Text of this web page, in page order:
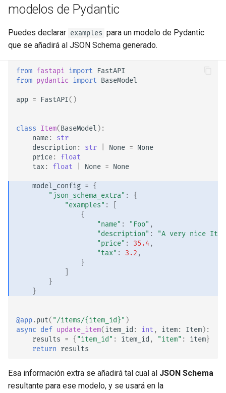
zh-hant - 繁體中文
Usando el Parámetro
Ejemplos de OpenAPI en la
Detalles Técnicos
Campo
de JSON
examples de Pydantic y
específicos de OpenAPI
Headers de Response
Response - Cambiar Código
de Estado
Dependencias Avanzadas
Usando Dataclasses
Middleware Avanzado
Sub Aplicaciones - Mounts
Eventos de Lifespan
Probando WebSockets
Eventos de testing: lifespan y
startup - shutdown
Probando Dependencias con
Overrides
FastAPI en Contenedores -
Recursos Estáticos
Personalizados para la Docs
UI (self hosting)
Escribir pruebas para una
antiguos 403 para errores de
autenticación
Request class
WebSockets
Response class
Custom Response Classes -
Streaming, etc.
Server-Sent Events -
EventSourceResponse and
Encoders - jsonable_encoder
Templating - Jinja2Templates
Test Client - TestClient
modelos de Pydantic
Puedes declarar examples para un modelo de Pydantic
que se añadirá al JSON Schema generado.
from fastapi import
FastAPI
from pydantic import BaseModel
app = FastAPI()
class Item(BaseModel ):
name:
str
description : str None = None
price:
float
tax: float None = None
model_config = {
"json_schema_extra" :
{
"examples" :
{
"name" : "Foo" ,
"description" :
"A very nice
"price" : 35.4,
"tax" : 3.2 ,
}
}
}
@app.put( "/items/{item_id}" )
async def update_item(item_id : int , item: Item):
results = { "item_id" : item_id , "item" : item}
return results
Esa información extra se añadirá tal cual al JSON Schema
resultante para ese modelo, y se usará en la